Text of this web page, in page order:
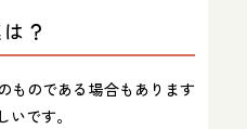
？
ものである場合もあります
です。